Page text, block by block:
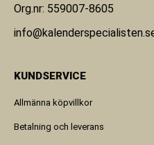
Org.nr: 559007-8605
KUNDSERVICE
Allmänna köpvillkor
Betalning och leverans